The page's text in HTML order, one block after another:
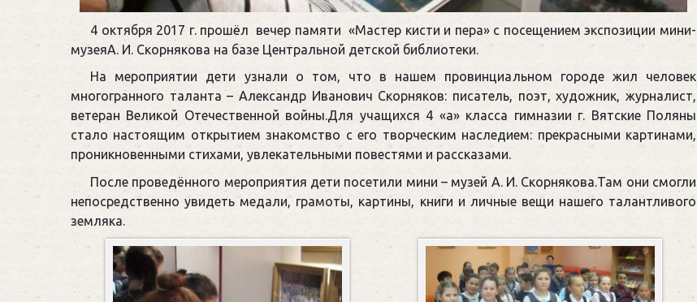
4 октября 2017 г. прошёл вечер памяти «Мастер кисти и пера» с посещением экспозиции мини-
музеяА. И. Скорнякова на базе Центральной детской библиотеки.
На мероприятии дети узнали о том, что в нашем провинциальном городе жил человек
многогранного таланта – Александр Иванович Скорняков: писатель, поэт, художник, журналист,
ветеран Великой Отечественной войны.Для учащихся 4 «а» класса гимназии г. Вятские Поляны
стало настоящим открытием знакомство с его творческим наследием: прекрасными картинами,
проникновенными стихами, увлекательными повестями и рассказами.
После проведённого мероприятия дети посетили мини – музей А. И. Скорнякова.Там они смогли
непосредственно увидеть медали, грамоты, картины, книги и личные вещи нашего талантливого
земляка.